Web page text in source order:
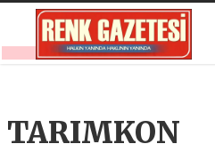
TARIMKON